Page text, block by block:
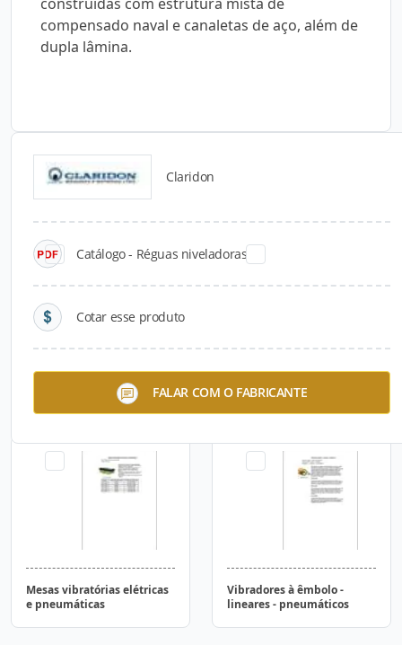
compensado naval e canaletas de aço, além de
dupla lâmina.
Claridon
Catálogo - Réguas niveladoras
Cotar esse produto
FALAR COM O FABRICANTE
Catálogos para Download
Réguas niveladoras
Mesas vibratórias elétricas
e pneumáticas
Vibradores à êmbolo -
lineares - pneumáticos